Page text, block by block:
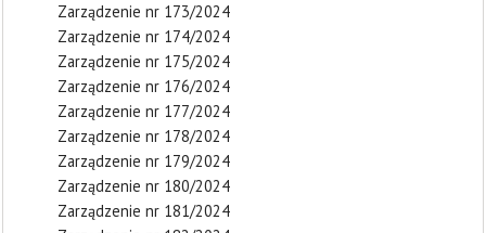
Zarządzenie nr 173/2024
Zarządzenie nr 174/2024
Zarządzenie nr 175/2024
Zarządzenie nr 176/2024
Zarządzenie nr 177/2024
Zarządzenie nr 178/2024
Zarządzenie nr 179/2024
Zarządzenie nr 180/2024
Zarządzenie nr 181/2024